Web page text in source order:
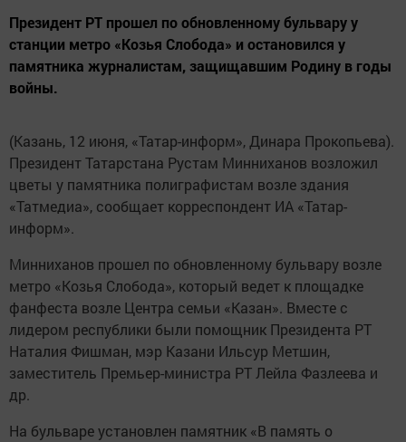
Президент РТ прошел по обновленному бульвару у
станции метро «Козья Слобода» и остановился у
памятника журналистам, защищавшим Родину в годы
войны.
(Казань, 12 июня, «Татар-информ», Динара Прокопьева).
Президент Татарстана Рустам Минниханов возложил
цветы у памятника полиграфистам возле здания
«Татмедиа», сообщает корреспондент ИА «Татар-
информ».
Минниханов прошел по обновленному бульвару возле
метро «Козья Слобода», который ведет к площадке
фанфеста возле Центра семьи «Казан». Вместе с
лидером республики были помощник Президента РТ
Наталия Фишман, мэр Казани Ильсур Метшин,
заместитель Премьер-министра РТ Лейла Фазлеева и
др.
На бульваре установлен памятник «В память о